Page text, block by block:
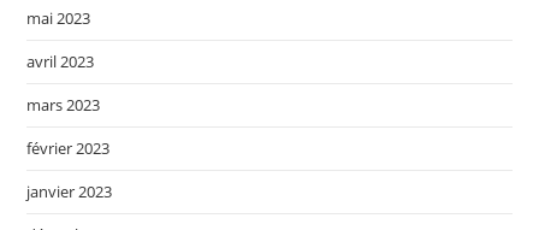
mai 2023
avril 2023
mars 2023
février 2023
janvier 2023